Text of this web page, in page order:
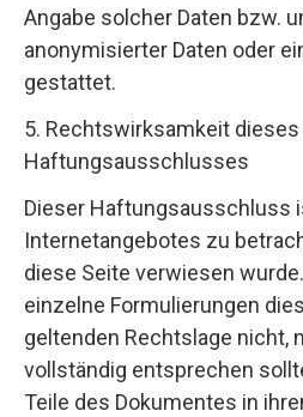
Angabe solcher Daten bzw.
anonymisierter Daten oder
gestattet.
5. Rechtswirksamkeit dieses
Haftungsausschlusses
Dieser Haftungsausschluss
Internetangebotes zu
diese Seite verwiesen
einzelne Formulierungen
geltenden Rechtslage nicht,
vollständig entsprechen
Teile des Dokumentes in